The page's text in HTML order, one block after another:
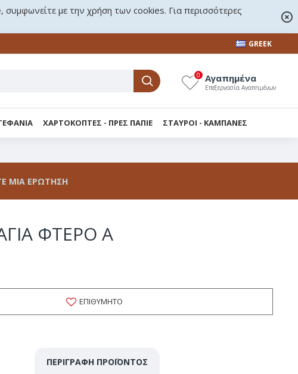
συμφωνείτε με την χρήση των cookies. Για περισσότερες
GREEK
Αγαπημένα
Επεξεργασία Αγαπημένων
0
ΧΑΡΤΟΚΟΠΤΕΣ - ΠΡΕΣ ΠΑΠΙΕ ΣΤΑΥΡΟΙ - KΑΜΠΑΝΕΣ
ΜΙΑ ΕΡΏΤΗΣΗ
ΦΤΕΡΟ Α
ΕΠΙΘΥΜΗΤΌ
ΠΕΡΙΓΡΑΦΉ ΠΡΟΪΌΝΤΟΣ